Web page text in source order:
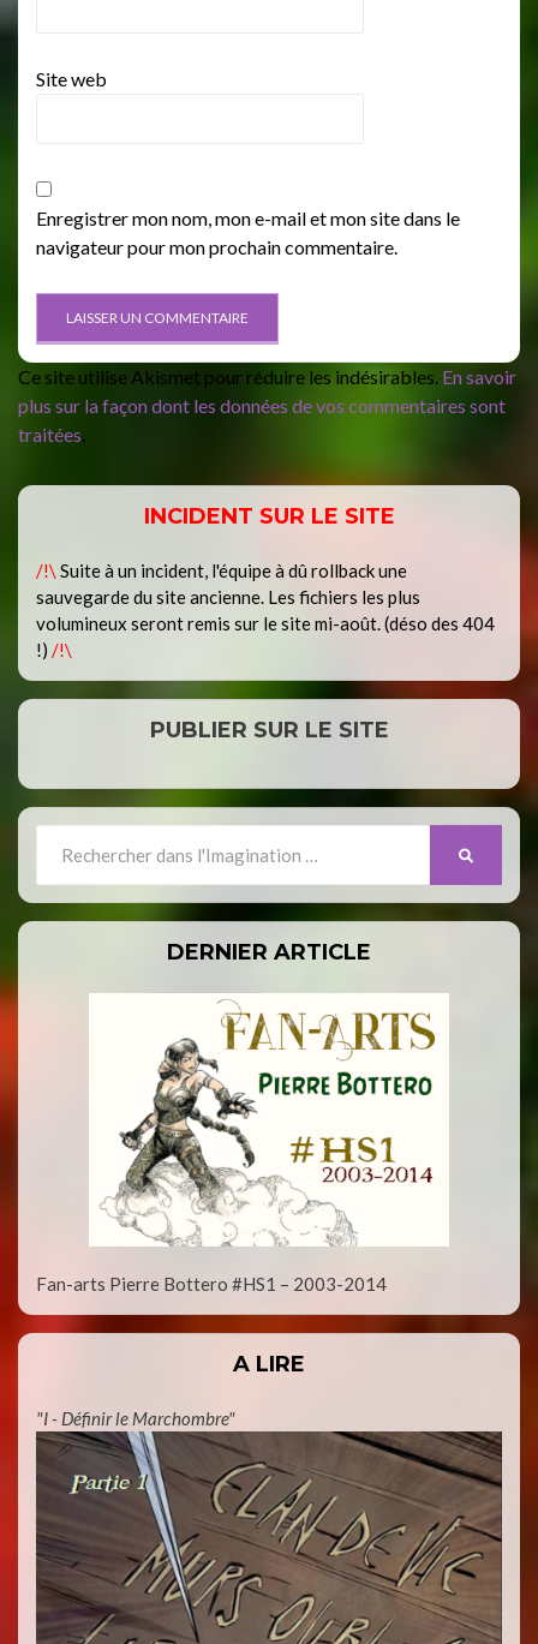
Site web
Enregistrer mon nom, mon e-mail et mon site dans le
navigateur pour mon prochain commentaire.
Ce site utilise Akismet pour réduire les indésirables. En savoir
plus sur la façon dont les données de vos commentaires sont
traitées.
INCIDENT SUR LE SITE
/!\ Suite à un incident, l'équipe à dû rollback une
sauvegarde du site ancienne. Les fichiers les plus
volumineux seront remis sur le site mi-août. (déso des 404
!) /!\
PUBLIER SUR LE SITE
for:
DERNIER ARTICLE
Fan-arts Pierre Bottero #HS1 – 2003-2014
A LIRE
"I - Définir le Marchombre"